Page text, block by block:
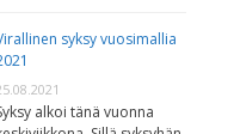
syksy vuosimallia
alkoi tänä vuonna